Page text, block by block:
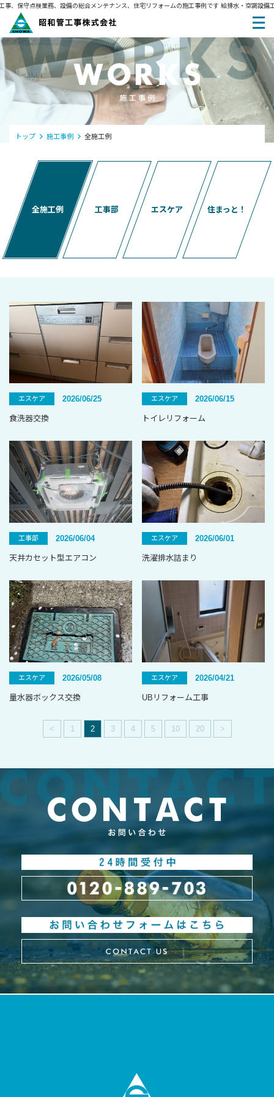
保守点検業務、設備の総合メンテナンス、住宅リフォームの施工事例です 給排水・空調設備工
トップ 施工事例 全施工例
全施工例 工事部 エスケア 住まっと！
エスケア 2026/06/25
食洗器交換
エスケア 2026/06/15
トイレリフォーム
工事部 2026/06/04
天井カセット型エアコン
エスケア 2026/06/01
洗濯排水詰まり
エスケア 2026/05/08
量水器ボックス交換
エスケア 2026/04/21
UBリフォーム工事
< 1 2 3 4 5 10 20 >